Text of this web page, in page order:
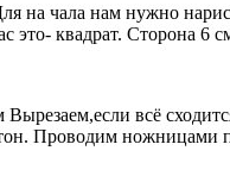
на чала нам нужно
это- квадрат. Сторона 6
Вырезаем,если всё
Проводим ножницами